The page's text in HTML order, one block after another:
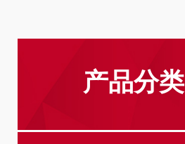
产品分类